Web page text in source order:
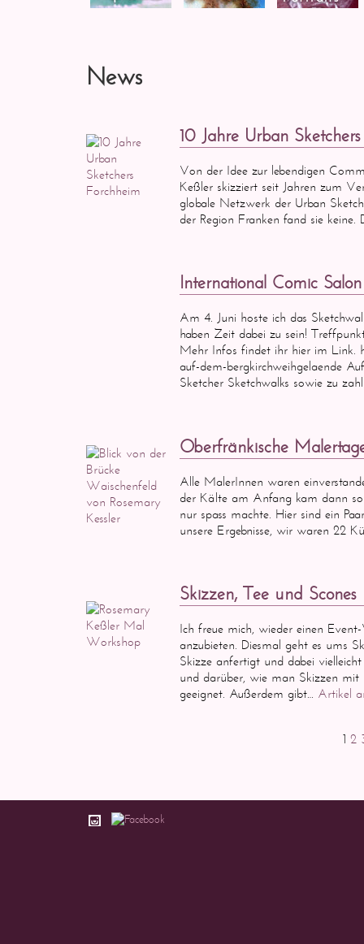
News
10 Jahre Urban
Von der Idee zur lebendigen
Keßler skizziert seit Jahren zum
globale Netzwerk der Urban
der Region Franken fand sie
International Comic
Am 4. Juni hoste ich das
haben Zeit dabei zu sein!
Mehr Infos findet ihr hier im Link.
auf-dem-bergkirchweihgelaende
Sketcher Sketchwalks sowie zu
Oberfränkische
Alle MalerInnen waren
der Kälte am Anfang kam dann
nur spass machte. Hier sind ein
unsere Ergebnisse, wir waren 22
Skizzen, Tee und
Ich freue mich, wieder einen
anzubieten. Diesmal geht es ums
Skizze anfertigt und dabei
und darüber, wie man Skizzen
geeignet. Außerdem gibt… Artikel
1 2